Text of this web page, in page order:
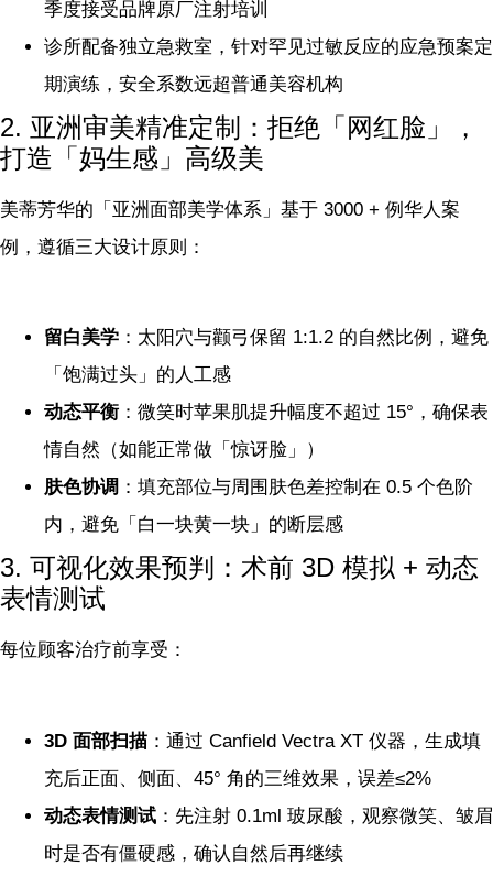
季度接受品牌原厂注射培训
诊所配备独立急救室，针对罕见过敏反应的应急预案定
期演练，安全系数远超普通美容机构
2. 亚洲审美精准定制：拒绝「网红脸」，
打造「妈生感」高级美
美蒂芳华的「亚洲面部美学体系」基于 3000 + 例华人案
例，遵循三大设计原则：
留白美学 ：太阳穴与颧弓保留 1:1.2 的自然比例，避免
「饱满过头」的人工感
动态平衡：微笑时苹果肌提升幅度不超过 15°，确保表
情自然（如能正常做「惊讶脸」）
肤色协调 ：填充部位与周围肤色差控制在 0.5 个色阶
内，避免「白一块黄一块」的断层感
3. 可视化效果预判：术前 3D 模拟 + 动态
表情测试
每位顾客治疗前享受：
3D 面部扫描 ：通过 Canfield Vectra XT 仪器，生成填
充后正面、侧面、45° 角的三维效果，误差≤2%
动态表情测试 ：先注射 0.1ml 玻尿酸，观察微笑、皱眉
时是否有僵硬感，确认自然后再继续